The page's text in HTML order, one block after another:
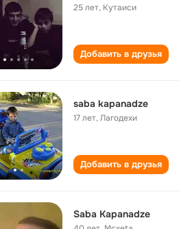
25 лет, Кутаиси
Добавить в друзья
saba kapanadze
17 лет,Лагодехи
Добавить в друзья
Saba Kapanadze